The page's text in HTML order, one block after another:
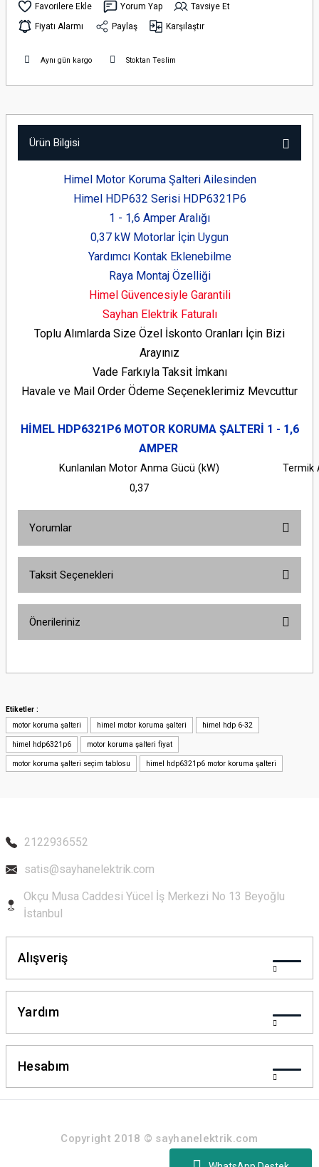
Yorum Yap
Tavsiye Et
Fiyatı Alarmı
Paylaş Karşılaştır
Aynı gün kargo Stoktan Teslim
Ürün Bilgisi
Himel Motor Koruma Şalteri Ailesinden
Himel HDP632 Serisi HDP6321P6
1 - 1,6 Amper Aralığı
0,37 kW Motorlar İçin Uygun
Yardımcı Kontak Eklenebilme
Raya Montaj Özelliği
Himel Güvencesiyle Garantili
Sayhan Elektrik Faturalı
Toplu Alımlarda Size Özel İskonto Oranları İçin Bizi
Arayınız
Vade Farkıyla Taksit İmkanı
Havale ve Mail Order Ödeme Seçeneklerimiz Mevcuttur
HİMEL HDP6321P6 MOTOR KORUMA ŞALTERİ 1 - 1,6
AMPER
Kunlanılan Motor Anma Gücü (kW)
Termik
0,37
Yorumlar
Taksit Seçenekleri
Önerileriniz
yetersiz gördüğünüz noktaları öneri formunu kullanarak tarafımıza
Ürün resmi kalitesiz, bozuk veya görüntülenemiyor.
Ürün açıklamasında eksik bilgiler bulunuyor.
Ürün bilgilerinde hatalar bulunuyor.
Etiketler :
motor koruma şalteri
himel motor koruma şalteri himel hdp 6-32
himel hdp6321p6 motor koruma şalteri fiyat
motor koruma şalteri seçim tablosu himel hdp6321p6 motor koruma şalteri
2122936552
satis@sayhanelektrik.com
Okçu Musa Caddesi Yücel İş Merkezi No 13 Beyoğlu
İstanbul
Alışveriş
Yardım
Hesabım
Copyright 2018 © sayhanelektrik.com